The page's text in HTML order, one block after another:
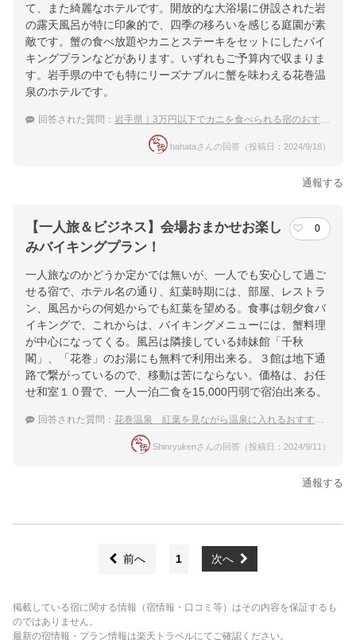
て、また綺麗なホテルです。開放的な大浴場に併設された岩
の露天風呂が特に印象的で、四季の移ろいを感じる庭園が素
敵です。蟹の食べ放題やカニとステーキをセットにしたバイ
キングプランなどがあります。いずれもご予算内で収まりま
す。岩手県の中でも特にリーズナブルに蟹を味わえる花巻温
泉のホテルです。
回答された質問： 岩手県｜3万円以下でカニを食べられる宿のおすすめは？
hahataさんの回答（投稿日：2024/9/18）
通報する
【一人旅＆ビジネス】会場おまかせお楽し
みバイキングプラン！
0
一人旅なのかどうか定かでは無いが、一人でも安心して過ご
せる宿で、ホテル名の通り、紅葉時期には、部屋、レストラ
ン、風呂からの何処からでも紅葉を望める。食事は朝夕食バ
イキングで、これからは、バイキングメニューには、蟹料理
が中心になってくる。風呂は隣接している姉妹館「千秋
閣」、「花巻」のお湯にも無料で利用出来る。３館は地下通
路で繋がっているので、移動は苦にならない。価格は、お任
せ和室１０畳で、一人一泊二食を15,000円弱で宿泊出来る。
回答された質問： 花巻温泉 紅葉を見ながら温泉に入れるおすすめの温泉宿
Shinryukenさんの回答（投稿日：2024/9/11）
通報する
前へ 1 次へ
掲載している宿に関する情報（宿情報・口コミ等）はその内容を保証するも
のではありません。
最新の宿情報・プラン情報は楽天トラベルにてご確認ください。